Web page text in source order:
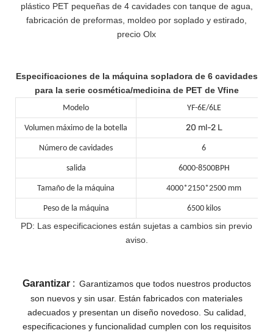
Especificaciones de la máquina sopladora de 6 cavidades
para la serie cosmética/medicina de PET de Vfine
Modelo YF-6E/6LE
Volumen máximo de la botella 20 ml-2 L
Número de cavidades 6
salida 6000-8500BPH
Tamaño de la máquina 4000*2150*2500 mm
Peso de la máquina 6500 kilos
PD: Las especificaciones están sujetas a cambios sin previo
aviso.
Garantizar : Garantizamos que todos nuestros productos
son nuevos y sin usar. Están fabricados con materiales
adecuados y presentan un diseño novedoso. Su calidad,
especificaciones y funcionalidad cumplen con los requisitos